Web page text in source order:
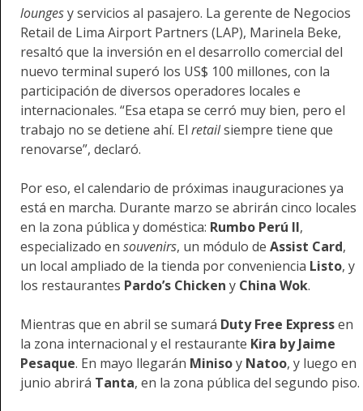
loungesy servicios al pasajero. La gerente de Negocios
Retail de Lima Airport Partners (LAP), Marinela Beke,
resaltó que la inversión en el desarrollo comercial del
nuevo terminal superó los US$ 100 millones, con la
participación de diversos operadores locales e
internacionales. “Esa etapa se cerró muy bien, pero el
trabajo no se detiene ahí. El retailsiempre tiene que
renovarse”, declaró.
Por eso, el calendario de próximas inauguraciones ya
está en marcha. Durante marzo se abrirán cinco locales
en la zona pública y doméstica: Rumbo Perú II,
especializado en souvenirs, un módulo de Assist Card,
un local ampliado de la tienda por conveniencia Listo, y
los restaurantes Pardo’s Chicken y China Wok.
Mientras que en abril se sumará Duty Free Expressen
la zona internacional y el restaurante Kira by Jaime
Pesaque. En mayo llegarán Minisoy Natoo, y luego en
junio abrirá Tanta, en la zona pública del segundo piso.